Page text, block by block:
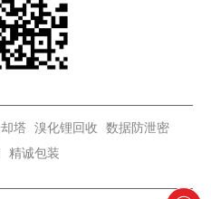
塔 溴化锂回收 数据防泄密
精诚包装